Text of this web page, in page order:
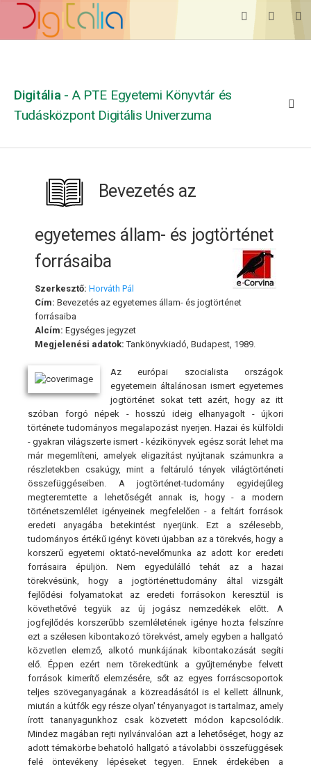
Digitália - A PTE Egyetemi Könyvtár és
Tudásközpont Digitális Univerzuma
Bevezetés az
egyetemes állam- és jogtörténet
forrásaiba
Szerkesztő: Horváth Pál
Cím: Bevezetés az egyetemes állam- és jogtörténet
forrásaiba
Alcím: Egységes jegyzet
Megjelenési adatok: Tankönyvkiadó, Budapest, 1989.
Az európai szocialista országok
egyetemein általánosan ismert egyetemes
jogtörténet sokat tett azért, hogy az itt
szóban forgó népek - hosszú ideig elhanyagolt - újkori
története tudományos megalapozást nyerjen. Hazai és külföldi
- gyakran világszerte ismert - kézikönyvek egész sorát lehet ma
már megemlíteni, amelyek eligazítást nyújtanak számunkra a
részletekben csakúgy, mint a feltáruló tények világtörténeti
összefüggéseiben. A jogtörténet-tudomány egyidejűleg
megteremtette a lehetőségét annak is, hogy - a modern
történetszemlélet igényeinek megfelelően - a feltárt források
eredeti anyagába betekintést nyerjünk. Ezt a szélesebb,
tudományos értékű igényt követi újabban az a törekvés, hogy a
korszerű egyetemi oktató-nevelőmunka az adott kor eredeti
forrásaira épüljön. Nem egyedülálló tehát az a hazai
törekvésünk, hogy a jogtörténettudomány által vizsgált
fejlődési folyamatokat az eredeti forrásokon keresztül is
követhetővé tegyük az új jogász nemzedékek előtt. A
jogfejlődés korszerűbb szemléletének igénye hozta felszínre
ezt a szélesen kibontakozó törekvést, amely egyben a hallgató
közvetlen elemző, alkotó munkájának kibontakozását segíti
elő. Éppen ezért nem törekedtünk a gyűjteménybe felvett
források kimerítő elemzésére, sőt az egyes forráscsoportok
teljes szöveganyagának a közreadásától is el kellett állnunk,
miután a kútfők egy része olyan' tényanyagot is tartalmaz, amely
írott tananyagunkhoz csak közvetett módon kapcsolódik.
Mindez magában rejti nyilvánvalóan azt a lehetőséget, hogy az
adott témakörbe behatoló hallgató a távolabbi összefüggések
felé öntevékeny lépéseket tegyen. Ennek érdekében a